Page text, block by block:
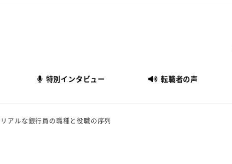
特別インタビュー 転職者の声
アルな銀行員の職種と役職の序列